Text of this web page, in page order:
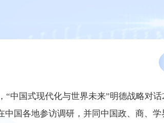
“中国式现代化与世界未来”明德战略对
中国各地参访调研，并同中国政、商、